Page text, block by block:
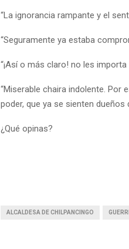
“La ignorancia rampante y el
“Seguramente ya estaba
“¡Así o más claro! no les
“Miserable chaira indolente.
poder, que ya se sienten dueños
¿Qué opinas?
ALCALDESA DE CHILPANCINGO